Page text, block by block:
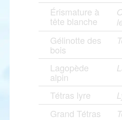
Érismature à
tête blanche
Gélinotte des
bois
Lagopède
alpin
Tétras lyre
Grand Tétras